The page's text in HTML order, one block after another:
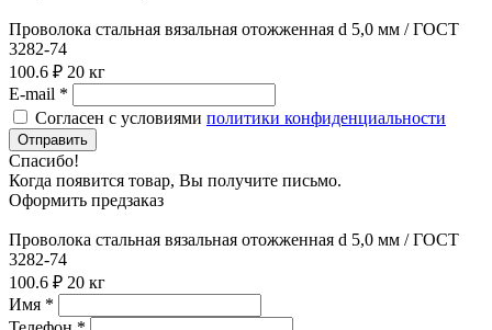
Проволока стальная вязальная отожженная d 5,0 мм / ГОСТ
3282-74
100.6 ₽ 20 кг
E-mail *
Согласен с условиями политики конфиденциальности
Отправить
Спасибо!
Когда появится товар, Вы получите письмо.
Оформить предзаказ
Проволока стальная вязальная отожженная d 5,0 мм / ГОСТ
3282-74
100.6 ₽ 20 кг
Имя *